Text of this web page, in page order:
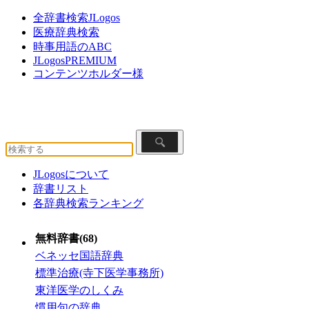
全辞書検索JLogos
医療辞典検索
時事用語のABC
JLogosPREMIUM
コンテンツホルダー様
JLogosについて
辞書リスト
各辞典検索ランキング
無料辞書(68)
ベネッセ国語辞典
標準治療(寺下医学事務所)
東洋医学のしくみ